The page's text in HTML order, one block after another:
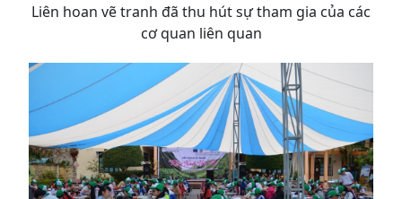
Liên hoan vẽ tranh đã thu hút sự tham gia của các
cơ quan liên quan